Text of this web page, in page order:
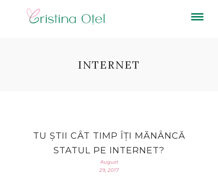
INTERNET
TU ȘTII CÂT TIMP ÎȚI MĂNÂNCĂ
STATUL PE INTERNET?
August
29, 2017